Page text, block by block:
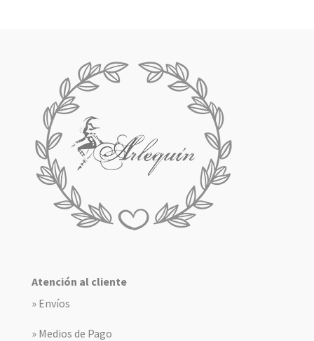
Atención al cliente
» Envíos
» Medios de Pago